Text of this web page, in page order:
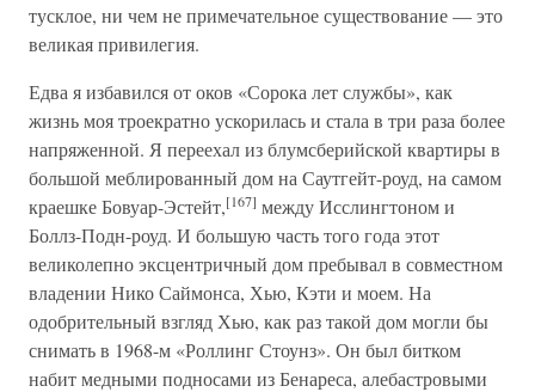
тусклое, ни чем не примечательное существование — это
великая привилегия.
Едва я избавился от оков «Сорока лет службы», как
жизнь моя троекратно ускорилась и стала в три раза более
напряженной. Я переехал из блумсберийской квартиры в
большой меблированный дом на Саутгейт-роуд, на самом
краешке Бовуар-Эстейт,[167] между Исслингтоном и
Боллз-Подн-роуд. И большую часть того года этот
великолепно эксцентричный дом пребывал в совместном
владении Нико Саймонса, Хью, Кэти и моем. На
одобрительный взгляд Хью, как раз такой дом могли бы
снимать в 1968-м «Роллинг Стоунз». Он был битком
набит медными подносами из Бенареса, алебастровыми